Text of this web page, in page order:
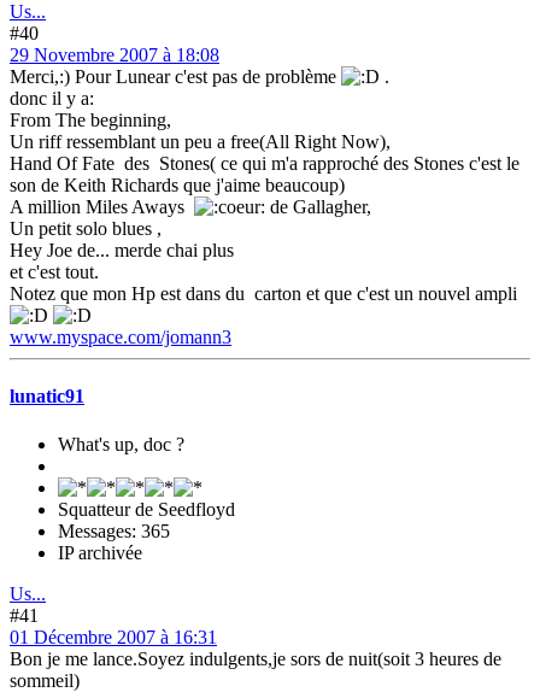
Us...
#40
29 Novembre 2007 à 18:08
Merci,:) Pour Lunear c'est pas de problème
.
donc il y a:
From The beginning,
Un riff ressemblant un peu a free(All Right Now),
Hand Of Fate des Stones( ce qui m'a rapproché des Stones c'est le
son de Keith Richards que j'aime beaucoup)
A million Miles Aways
de Gallagher,
Un petit solo blues ,
Hey Joe de... merde chai plus
et c'est tout.
Notez que mon Hp est dans du carton et que c'est un nouvel ampli
www.myspace.com/jomann3
lunatic91
What's up, doc ?
Squatteur de Seedfloyd
Messages: 365
IP archivée
Us...
#41
01 Décembre 2007 à 16:31
Bon je me lance.Soyez indulgents,je sors de nuit(soit 3 heures de
sommeil)